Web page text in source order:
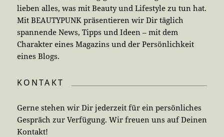
lieben alles, was mit Beauty und Lifestyle zu tun hat.
Mit BEAUTYPUNK präsentieren wir Dir täglich
spannende News, Tipps und Ideen – mit dem
Charakter eines Magazins und der Persönlichkeit
eines Blogs.
KONTAKT
Gerne stehen wir Dir jederzeit für ein persönliches
Gespräch zur Verfügung. Wir freuen uns auf Deinen
Kontakt!